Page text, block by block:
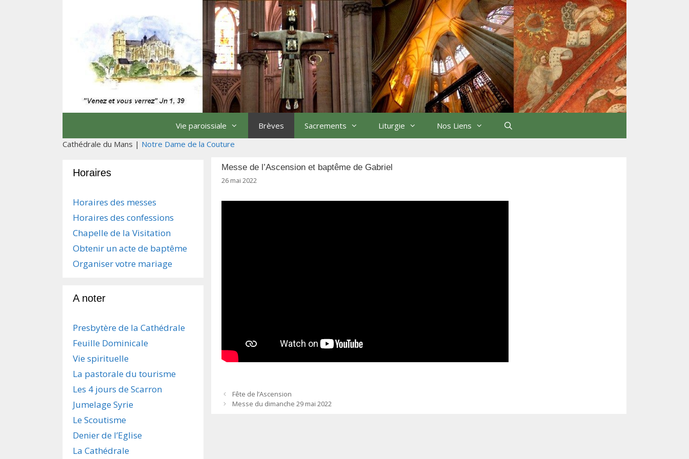
Vie paroissiale Brèves Sacrements Liturgie Nos Liens
Cathédrale du Mans | Notre Dame de la Couture
Messe de l’Ascension et baptême de Gabriel
26 mai 2022
N
a
Fête de l’Ascension
Messe du dimanche 29 mai 2022
Horaires
Horaires des messes
Horaires des confessions
Chapelle de la Visitation
Obtenir un acte de baptême
Organiser votre mariage
A noter
Presbytère de la Cathédrale
Feuille Dominicale
Vie spirituelle
La pastorale du tourisme
Les 4 jours de Scarron
Jumelage Syrie
Le Scoutisme
Denier de l’Eglise
La Cathédrale